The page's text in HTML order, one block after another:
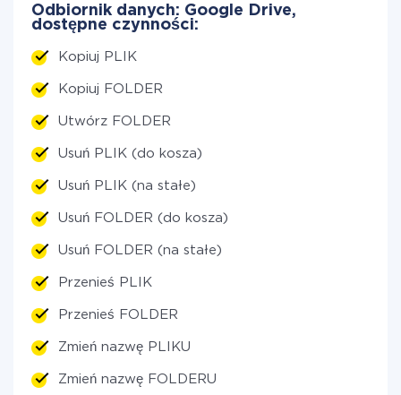
Odbiornik danych: Google Drive,
dostępne czynności:
Kopiuj PLIK
Kopiuj FOLDER
Utwórz FOLDER
Usuń PLIK (do kosza)
Usuń PLIK (na stałe)
Usuń FOLDER (do kosza)
Usuń FOLDER (na stałe)
Przenieś PLIK
Przenieś FOLDER
Zmień nazwę PLIKU
Zmień nazwę FOLDERU